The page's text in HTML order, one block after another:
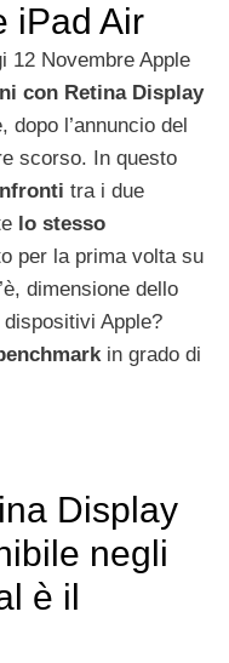
iPad Air
12 Novembre Apple
con Retina Display
l’annuncio del
scorso. In questo
tra i due
lo stesso
per la prima volta su
dimensione dello
Apple?
in grado di
Display
negli
è il